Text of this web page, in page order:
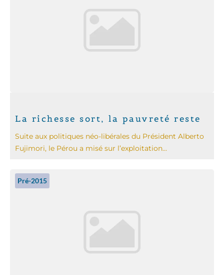
La richesse sort, la pauvreté reste
Suite aux politiques néo-libérales du Président Alberto
Fujimori, le Pérou a misé sur l’exploitation...
Pré-2015